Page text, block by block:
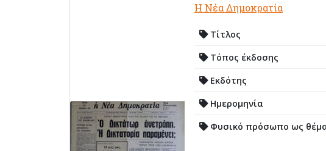
Η Νέα Δημοκρατία
Τίτλος
Τόπος έκδοσης
Εκδότης
Ημερομηνία
Φυσικό πρόσωπο ως